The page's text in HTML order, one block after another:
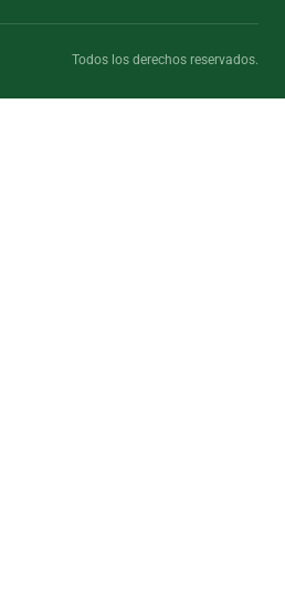
Todos los derechos reservados.